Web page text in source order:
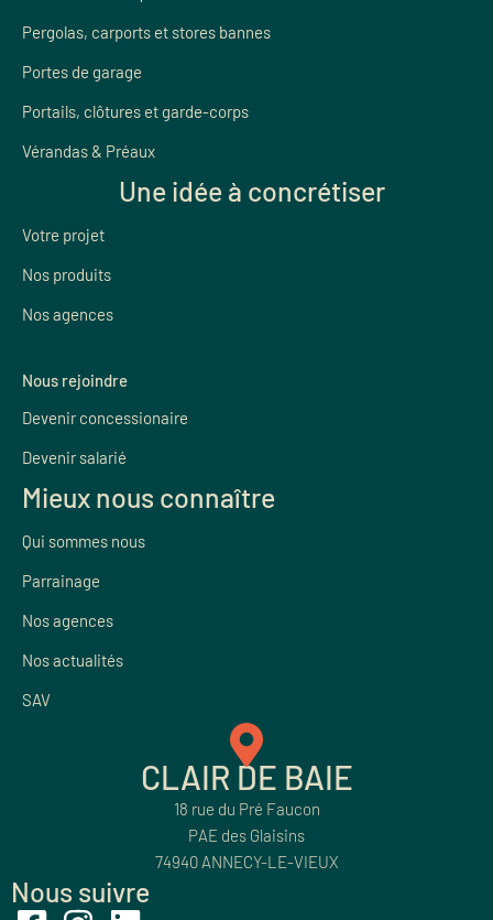
Pergolas, carports et stores bannes
Portes de garage
Portails, clôtures et garde-corps
Vérandas & Préaux
Une idée à concrétiser
Votre projet
Nos produits
Nos agences
Nous rejoindre
Devenir concessionaire
Devenir salarié
Mieux nous connaître
Qui sommes nous
Parrainage
Nos agences
Nos actualités
SAV
CLAIR DE BAIE
18 rue du Pré Faucon
PAE des Glaisins
74940 ANNECY-LE-VIEUX
Nous suivre